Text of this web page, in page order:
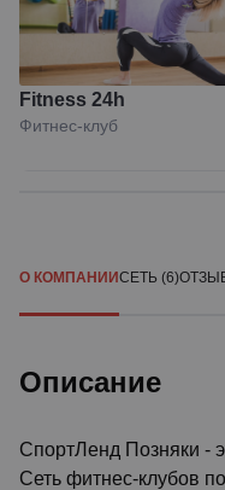
Fitness 24h
Фитнес-клуб
О КОМПАНИИСЕТЬ (6)
Описание
СпортЛенд Позняки -
Сеть фитнес-клубов